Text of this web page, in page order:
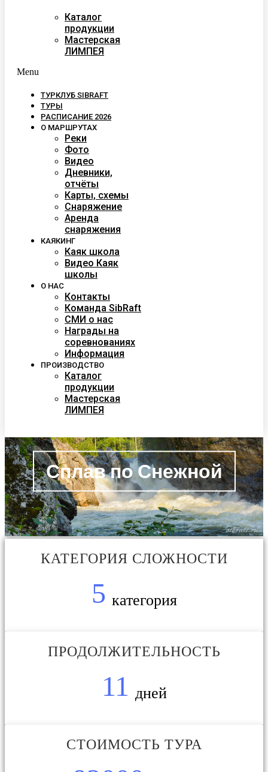
Каталог
продукции
Мастерская
ЛИМПЕЯ
Menu
ТУРКЛУБ SIBRAFT
ТУРЫ
РАСПИСАНИЕ 2026
О МАРШРУТАХ
Реки
Фото
Видео
Дневники,
отчёты
Карты, схемы
Снаряжение
Аренда
снаряжения
КАЯКИНГ
Каяк школа
Видео Каяк
школы
О НАС
Контакты
Команда SibRaft
СМИ о нас
Награды на
соревнованиях
Информация
ПРОИЗВОДСТВО
Каталог
продукции
Мастерская
ЛИМПЕЯ
Сплав по Снежной
О
Т
КАТЕГОРИЯ СЛОЖНОСТИ
5 категория
ПРОДОЛЖИТЕЛЬНОСТЬ
11 дней
СТОИМОСТЬ ТУРА